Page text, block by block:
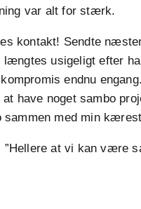
var alt for stærk.
kontakt! Sendte
usigeligt efter
endnu
have noget sambo
med min
”Hellere at vi kan være